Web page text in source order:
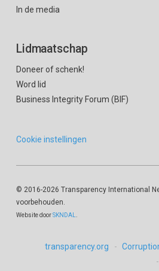
In de media
Lidmaatschap
Doneer of schenk!
Word lid
Business Integrity Forum (BIF)
Cookie instellingen
© 2016-2026 Transparency International
voorbehouden.
Website doorSKNDAL.
transparency.org